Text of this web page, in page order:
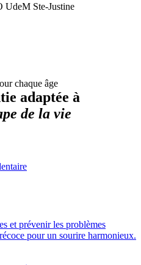
UdeM Ste-Justine
chaque âge
adaptée à
de la vie
et prévenir les problèmes
pour un sourire harmonieux.